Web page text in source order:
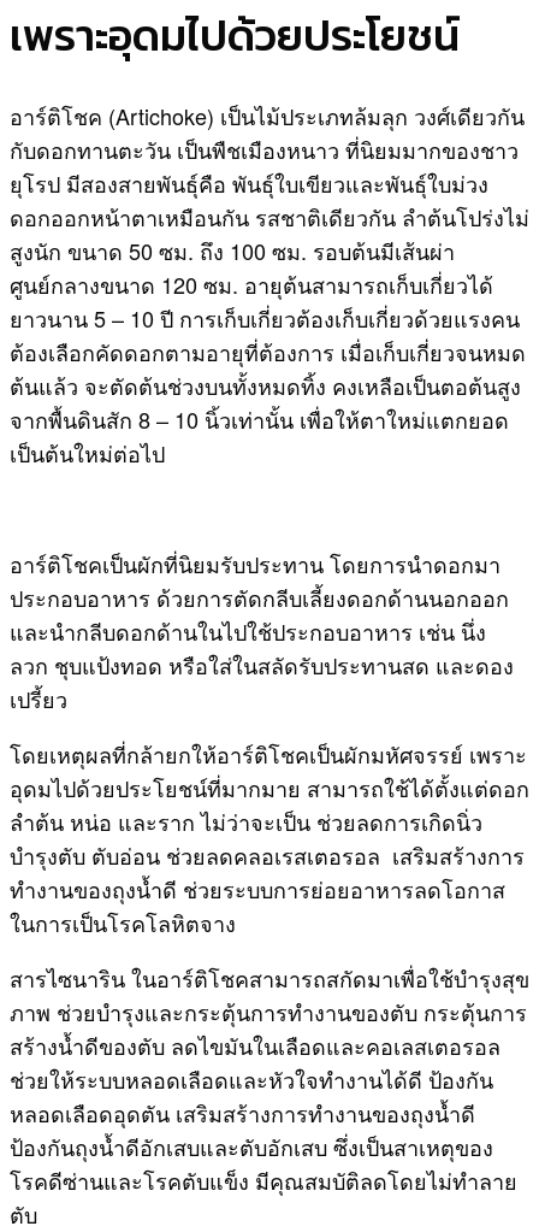
เพราะอุดมไปด้วยประโยชน์
อาร์ติโชค (Artichoke) เป็นไม้ประเภทล้มลุก วงศ์เดียวกัน
กับดอกทานตะวัน เป็นพืชเมืองหนาว ที่นิยมมากของชาว
ยุโรป มีสองสายพันธุ์คือ พันธุ์ใบเขียวและพันธุ์ใบม่วง
ดอกออกหน้าตาเหมือนกัน รสชาติเดียวกัน ลำต้นโปร่งไม่
สูงนัก ขนาด 50 ซม. ถึง 100 ซม. รอบต้นมีเส้นผ่า
ศูนย์กลางขนาด 120 ซม. อายุต้นสามารถเก็บเกี่ยวได้
ยาวนาน 5 – 10 ปี การเก็บเกี่ยวต้องเก็บเกี่ยวด้วยแรงคน
ต้องเลือกคัดดอกตามอายุที่ต้องการ เมื่อเก็บเกี่ยวจนหมด
ต้นแล้ว จะตัดต้นช่วงบนทั้งหมดทิ้ง คงเหลือเป็นตอต้นสูง
จากพื้นดินสัก 8 – 10 นิ้วเท่านั้น เพื่อให้ตาใหม่แตกยอด
เป็นต้นใหม่ต่อไป
อาร์ติโชคเป็นผักที่นิยมรับประทาน โดยการนำดอกมา
ประกอบอาหาร ด้วยการตัดกลีบเลี้ยงดอกด้านนอกออก
และนำกลีบดอกด้านในไปใช้ประกอบอาหาร เช่น นึ่ง
ลวก ชุบแป้งทอด หรือใส่ในสลัดรับประทานสด และดอง
เปรี้ยว
โดยเหตุผลที่กล้ายกให้อาร์ติโชคเป็นผักมหัศจรรย์ เพราะ
อุดมไปด้วยประโยชน์ที่มากมาย สามารถใช้ได้ตั้งแต่ดอก
ลำต้น หน่อ และราก ไม่ว่าจะเป็น ช่วยลดการเกิดนิ่ว
บำรุงตับ ตับอ่อน ช่วยลดคลอเรสเตอรอล เสริมสร้างการ
ทำงานของถุงน้ำดี ช่วยระบบการย่อยอาหารลดโอกาส
ในการเป็นโรคโลหิตจาง
สารไซนาริน ในอาร์ติโชคสามารถสกัดมาเพื่อใช้บำรุงสุข
ภาพ ช่วยบำรุงและกระตุ้นการทำงานของตับ กระตุ้นการ
สร้างน้ำดีของตับ ลดไขมันในเลือดและคอเลสเตอรอล
ช่วยให้ระบบหลอดเลือดและหัวใจทำงานได้ดี ป้องกัน
หลอดเลือดอุดตัน เสริมสร้างการทำงานของถุงน้ำดี
ป้องกันถุงน้ำดีอักเสบและตับอักเสบ ซึ่งเป็นสาเหตุของ
โรคดีซ่านและโรคตับแข็ง มีคุณสมบัติลดโดยไม่ทำลาย
ตับ